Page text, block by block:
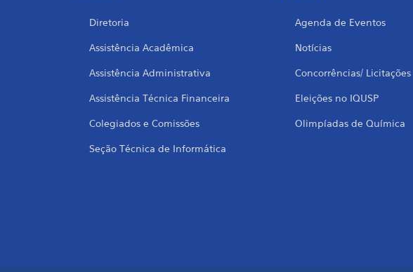
Diretoria
Assistência Acadêmica
Assistência Administrativa
Assistência Técnica Financeira
Colegiados e Comissões
Seção Técnica de Informática
Agenda de Eventos
Notícias
Concorrências/ Licitações
Eleições no IQUSP
Olimpíadas de Química